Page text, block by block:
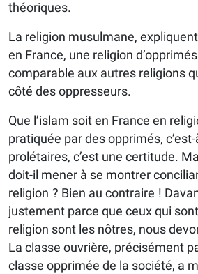
théoriques.
La religion musulmane,
en France, une religion
comparable aux autres religions
côté des oppresseurs.
Que l’islam soit en France en
pratiquée par des opprimés,
prolétaires, c’est une certitude.
doit-il mener à se montrer
religion ? Bien au contraire !
justement parce que ceux qui
religion sont les nôtres, nous
La classe ouvrière, précisément
classe opprimée de la société, a